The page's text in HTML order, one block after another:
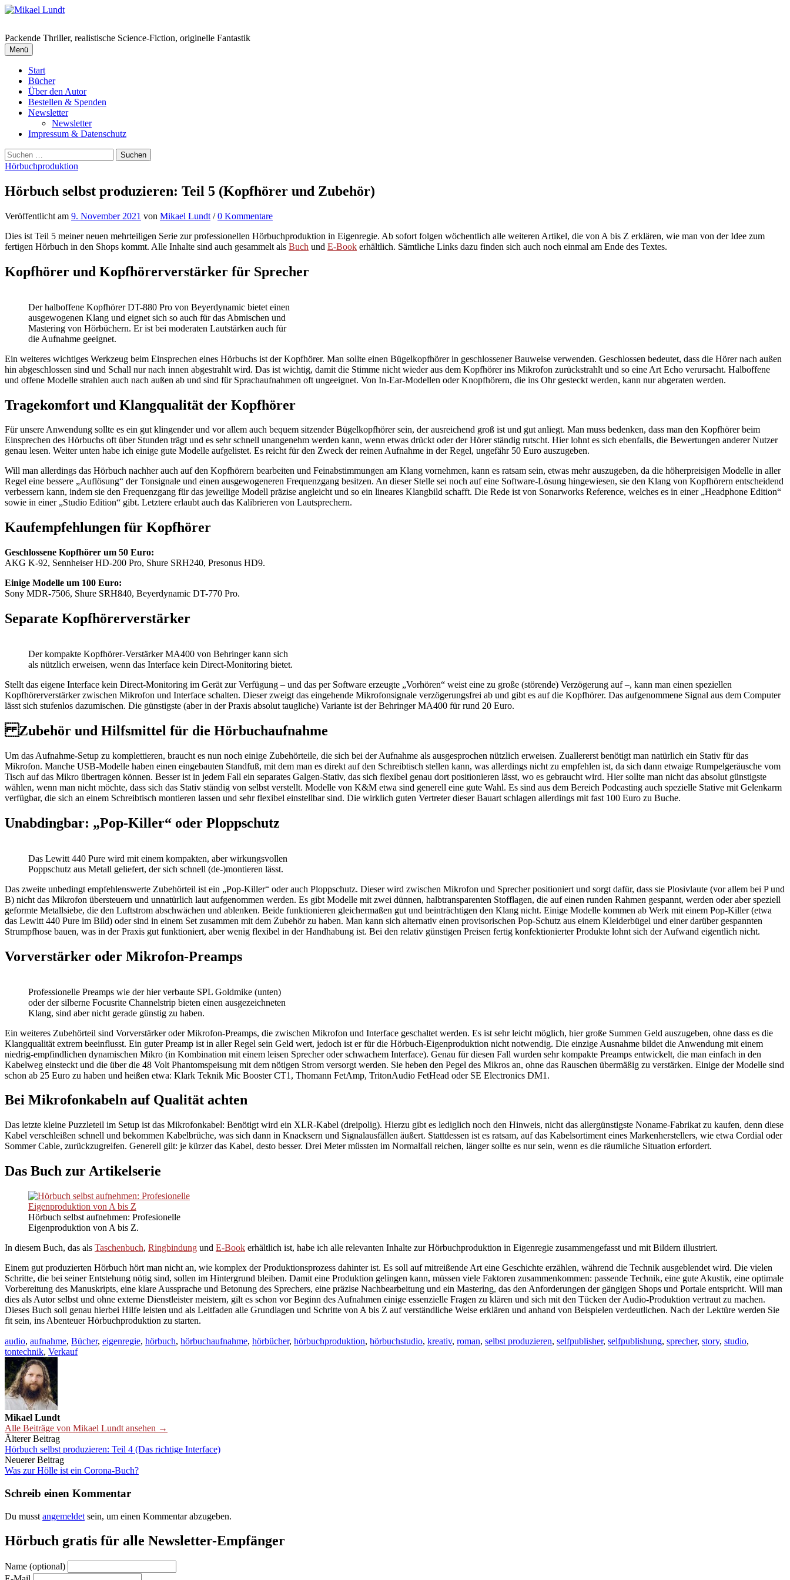
Springe
Packende Thriller, realistische Science-Fiction, originelle Fantastik
Menü
Start
Bücher
Über den Autor
Bestellen & Spenden
Newsletter
Newsletter
Impressum & Datenschutz
Suchen
nach:
Hörbuchproduktion
Hörbuch selbst produzieren: Teil 5 (Kopfhörer und Zubehör)
Veröffentlicht am 9. November 2021 von Mikael Lundt /0 Kommentare
Dies ist Teil 5 meiner neuen mehrteiligen Serie zur professionellen Hörbuchproduktion in Eigenregie. Ab sofort folgen wöchentlich alle weiteren Artikel, die von A bis Z erklären, wie man von der Idee zum
fertigen Hörbuch in den Shops kommt. Alle Inhalte sind auch gesammelt als Buch und E-Book erhältlich. Sämtliche Links dazu finden sich auch noch einmal am Ende des Textes.
Kopfhörer und Kopfhörerverstärker für Sprecher
Der halboffene Kopfhörer DT-880 Pro von Beyerdynamic bietet einen
ausgewogenen Klang und eignet sich so auch für das Abmischen und
Mastering von Hörbüchern. Er ist bei moderaten Lautstärken auch für
die Aufnahme geeignet.
Ein weiteres wichtiges Werkzeug beim Einsprechen eines Hörbuchs ist der Kopfhörer. Man sollte einen Bügelkopfhörer in geschlossener Bauweise verwenden. Geschlossen bedeutet, dass die Hörer nach außen
hin abgeschlossen sind und Schall nur nach innen abgestrahlt wird. Das ist wichtig, damit die Stimme nicht wieder aus dem Kopfhörer ins Mikrofon zurückstrahlt und so eine Art Echo verursacht. Halboffene
und offene Modelle strahlen auch nach außen ab und sind für Sprachaufnahmen oft ungeeignet. Von In-Ear-Modellen oder Knopfhörern, die ins Ohr gesteckt werden, kann nur abgeraten werden.
Tragekomfort und Klangqualität der Kopfhörer
Für unsere Anwendung sollte es ein gut klingender und vor allem auch bequem sitzender Bügelkopfhörer sein, der ausreichend groß ist und gut anliegt. Man muss bedenken, dass man den Kopfhörer beim
Einsprechen des Hörbuchs oft über Stunden trägt und es sehr schnell unangenehm werden kann, wenn etwas drückt oder der Hörer ständig rutscht. Hier lohnt es sich ebenfalls, die Bewertungen anderer Nutzer
genau lesen. Weiter unten habe ich einige gute Modelle aufgelistet. Es reicht für den Zweck der reinen Aufnahme in der Regel, ungefähr 50 Euro auszugeben.
Will man allerdings das Hörbuch nachher auch auf den Kopfhörern bearbeiten und Feinabstimmungen am Klang vornehmen, kann es ratsam sein, etwas mehr auszugeben, da die höherpreisigen Modelle in aller
Regel eine bessere „Auflösung“ der Tonsignale und einen ausgewogeneren Frequenzgang besitzen. An dieser Stelle sei noch auf eine Software-Lösung hingewiesen, sie den Klang von Kopfhörern entscheidend
verbessern kann, indem sie den Frequenzgang für das jeweilige Modell präzise angleicht und so ein lineares Klangbild schafft. Die Rede ist von Sonarworks Reference, welches es in einer „Headphone Edition“
sowie in einer „Studio Edition“ gibt. Letztere erlaubt auch das Kalibrieren von Lautsprechern.
Kaufempfehlungen für Kopfhörer
Geschlossene Kopfhörer um 50 Euro:
AKG K-92, Sennheiser HD-200 Pro, Shure SRH240, Presonus HD9.
Einige Modelle um 100 Euro:
Sony MDR-7506, Shure SRH840, Beyerdynamic DT-770 Pro.
Separate Kopfhörerverstärker
Der kompakte Kopfhörer-Verstärker MA400 von Behringer kann sich
als nützlich erweisen, wenn das Interface kein Direct-Monitoring bietet.
Stellt das eigene Interface kein Direct-Monitoring im Gerät zur Verfügung – und das per Software erzeugte „Vorhören“ weist eine zu große (störende) Verzögerung auf –, kann man einen speziellen
Kopfhörerverstärker zwischen Mikrofon und Interface schalten. Dieser zweigt das eingehende Mikrofonsignale verzögerungsfrei ab und gibt es auf die Kopfhörer. Das aufgenommene Signal aus dem Computer
lässt sich stufenlos dazumischen. Die günstigste (aber in der Praxis absolut taugliche) Variante ist der Behringer MA400 für rund 20 Euro.
Zubehör und Hilfsmittel für die Hörbuchaufnahme
Um das Aufnahme-Setup zu komplettieren, braucht es nun noch einige Zubehörteile, die sich bei der Aufnahme als ausgesprochen nützlich erweisen. Zuallererst benötigt man natürlich ein Stativ für das
Mikrofon. Manche USB-Modelle haben einen eingebauten Standfuß, mit dem man es direkt auf den Schreibtisch stellen kann, was allerdings nicht zu empfehlen ist, da sich dann etwaige Rumpelgeräusche vom
Tisch auf das Mikro übertragen können. Besser ist in jedem Fall ein separates Galgen-Stativ, das sich flexibel genau dort positionieren lässt, wo es gebraucht wird. Hier sollte man nicht das absolut günstigste
wählen, wenn man nicht möchte, dass sich das Stativ ständig von selbst verstellt. Modelle von K&M etwa sind generell eine gute Wahl. Es sind aus dem Bereich Podcasting auch spezielle Stative mit Gelenkarm
verfügbar, die sich an einem Schreibtisch montieren lassen und sehr flexibel einstellbar sind. Die wirklich guten Vertreter dieser Bauart schlagen allerdings mit fast 100 Euro zu Buche.
Unabdingbar: „Pop-Killer“ oder Ploppschutz
Das Lewitt 440 Pure wird mit einem kompakten, aber wirkungsvollen
Poppschutz aus Metall geliefert, der sich schnell (de-)montieren lässt.
Das zweite unbedingt empfehlenswerte Zubehörteil ist ein „Pop-Killer“ oder auch Ploppschutz. Dieser wird zwischen Mikrofon und Sprecher positioniert und sorgt dafür, dass sie Plosivlaute (vor allem bei P und
B) nicht das Mikrofon übersteuern und unnatürlich laut aufgenommen werden. Es gibt Modelle mit zwei dünnen, halbtransparenten Stofflagen, die auf einen runden Rahmen gespannt, werden oder aber speziell
geformte Metallsiebe, die den Luftstrom abschwächen und ablenken. Beide funktionieren gleichermaßen gut und beinträchtigen den Klang nicht. Einige Modelle kommen ab Werk mit einem Pop-Killer (etwa
das Lewitt 440 Pure im Bild) oder sind in einem Set zusammen mit dem Zubehör zu haben. Man kann sich alternativ einen provisorischen Pop-Schutz aus einem Kleiderbügel und einer darüber gespannten
Strumpfhose bauen, was in der Praxis gut funktioniert, aber wenig flexibel in der Handhabung ist. Bei den relativ günstigen Preisen fertig konfektionierter Produkte lohnt sich der Aufwand eigentlich nicht.
Vorverstärker oder Mikrofon-Preamps
Professionelle Preamps wie der hier verbaute SPL Goldmike (unten)
oder der silberne Focusrite Channelstrip bieten einen ausgezeichneten
Klang, sind aber nicht gerade günstig zu haben.
Ein weiteres Zubehörteil sind Vorverstärker oder Mikrofon-Preamps, die zwischen Mikrofon und Interface geschaltet werden. Es ist sehr leicht möglich, hier große Summen Geld auszugeben, ohne dass es die
Klangqualität extrem beeinflusst. Ein guter Preamp ist in aller Regel sein Geld wert, jedoch ist er für die Hörbuch-Eigenproduktion nicht notwendig. Die einzige Ausnahme bildet die Anwendung mit einem
niedrig-empfindlichen dynamischen Mikro (in Kombination mit einem leisen Sprecher oder schwachem Interface). Genau für diesen Fall wurden sehr kompakte Preamps entwickelt, die man einfach in den
Kabelweg einsteckt und die über die 48 Volt Phantomspeisung mit dem nötigen Strom versorgt werden. Sie heben den Pegel des Mikros an, ohne das Rauschen übermäßig zu verstärken. Einige der Modelle sind
schon ab 25 Euro zu haben und heißen etwa: Klark Teknik Mic Booster CT1, Thomann FetAmp, TritonAudio FetHead oder SE Electronics DM1.
Bei Mikrofonkabeln auf Qualität achten
Das letzte kleine Puzzleteil im Setup ist das Mikrofonkabel: Benötigt wird ein XLR-Kabel (dreipolig). Hierzu gibt es lediglich noch den Hinweis, nicht das allergünstigste Noname-Fabrikat zu kaufen, denn diese
Kabel verschleißen schnell und bekommen Kabelbrüche, was sich dann in Knacksern und Signalausfällen äußert. Stattdessen ist es ratsam, auf das Kabelsortiment eines Markenherstellers, wie etwa Cordial oder
Sommer Cable, zurückzugreifen. Generell gilt: je kürzer das Kabel, desto besser. Drei Meter müssten im Normalfall reichen, länger sollte es nur sein, wenn es die räumliche Situation erfordert.
Das Buch zur Artikelserie
Hörbuch selbst aufnehmen: Profesionelle
Eigenproduktion von A bis Z.
In diesem Buch, das als Taschenbuch, Ringbindung und E-Book erhältlich ist, habe ich alle relevanten Inhalte zur Hörbuchproduktion in Eigenregie zusammengefasst und mit Bildern illustriert.
Einem gut produzierten Hörbuch hört man nicht an, wie komplex der Produktionsprozess dahinter ist. Es soll auf mitreißende Art eine Geschichte erzählen, während die Technik ausgeblendet wird. Die vielen
Schritte, die bei seiner Entstehung nötig sind, sollen im Hintergrund bleiben. Damit eine Produktion gelingen kann, müssen viele Faktoren zusammenkommen: passende Technik, eine gute Akustik, eine optimale
Vorbereitung des Manuskripts, eine klare Aussprache und Betonung des Sprechers, eine präzise Nachbearbeitung und ein Mastering, das den Anforderungen der gängigen Shops und Portale entspricht. Will man
dies als Autor selbst und ohne externe Dienstleister meistern, gilt es schon vor Beginn des Aufnahmen einige essenzielle Fragen zu klären und sich mit den Tücken der Audio-Produktion vertraut zu machen.
Dieses Buch soll genau hierbei Hilfe leisten und als Leitfaden alle Grundlagen und Schritte von A bis Z auf verständliche Weise erklären und anhand von Beispielen verdeutlichen. Nach der Lektüre werden Sie
fit sein, ins Abenteuer Hörbuchproduktion zu starten.
audio, aufnahme, Bücher, eigenregie, hörbuch, hörbuchaufnahme, hörbücher, hörbuchproduktion, hörbuchstudio, kreativ, roman, selbst produzieren, selfpublisher, selfpublishung, sprecher, story, studio,
tontechnik, Verkauf
Mikael Lundt
Alle Beiträge von Mikael Lundt ansehen →
Beitrags-
Navigation
Älterer Beitrag
Hörbuch selbst produzieren: Teil 4 (Das richtige Interface)
Neuerer Beitrag
Was zur Hölle ist ein Corona-Buch?
Schreib einen Kommentar
Du musst angemeldet sein, um einen Kommentar abzugeben.
Hörbuch gratis für alle Newsletter-Empfänger
Name (optional)